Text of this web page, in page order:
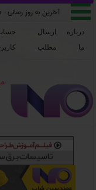
 آخرین به روز رسانی :
درباره
ما
ارسال
مطلب